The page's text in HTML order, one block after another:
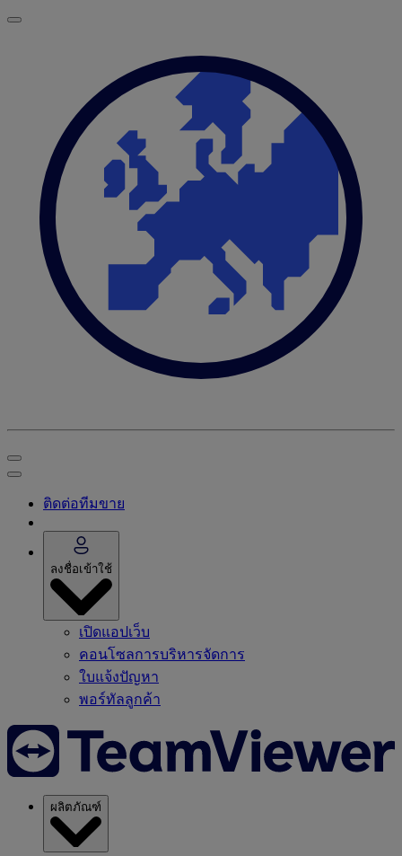
ติดต่อทีมขาย
ลงชื่อเข้าใช้
เปิดแอปเว็บ
คอนโซลการบริหารจัดการ
ใบแจ้งปัญหา
พอร์ทัลลูกค้า
ผลิตภัณฑ์